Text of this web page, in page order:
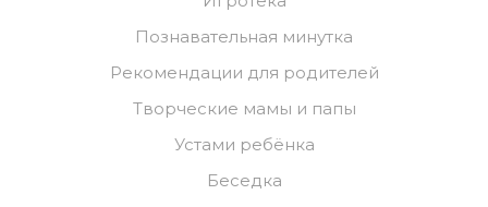
Познавательная минутка
Рекомендации для родителей
Творческие мамы и папы
Устами ребёнка
Беседка